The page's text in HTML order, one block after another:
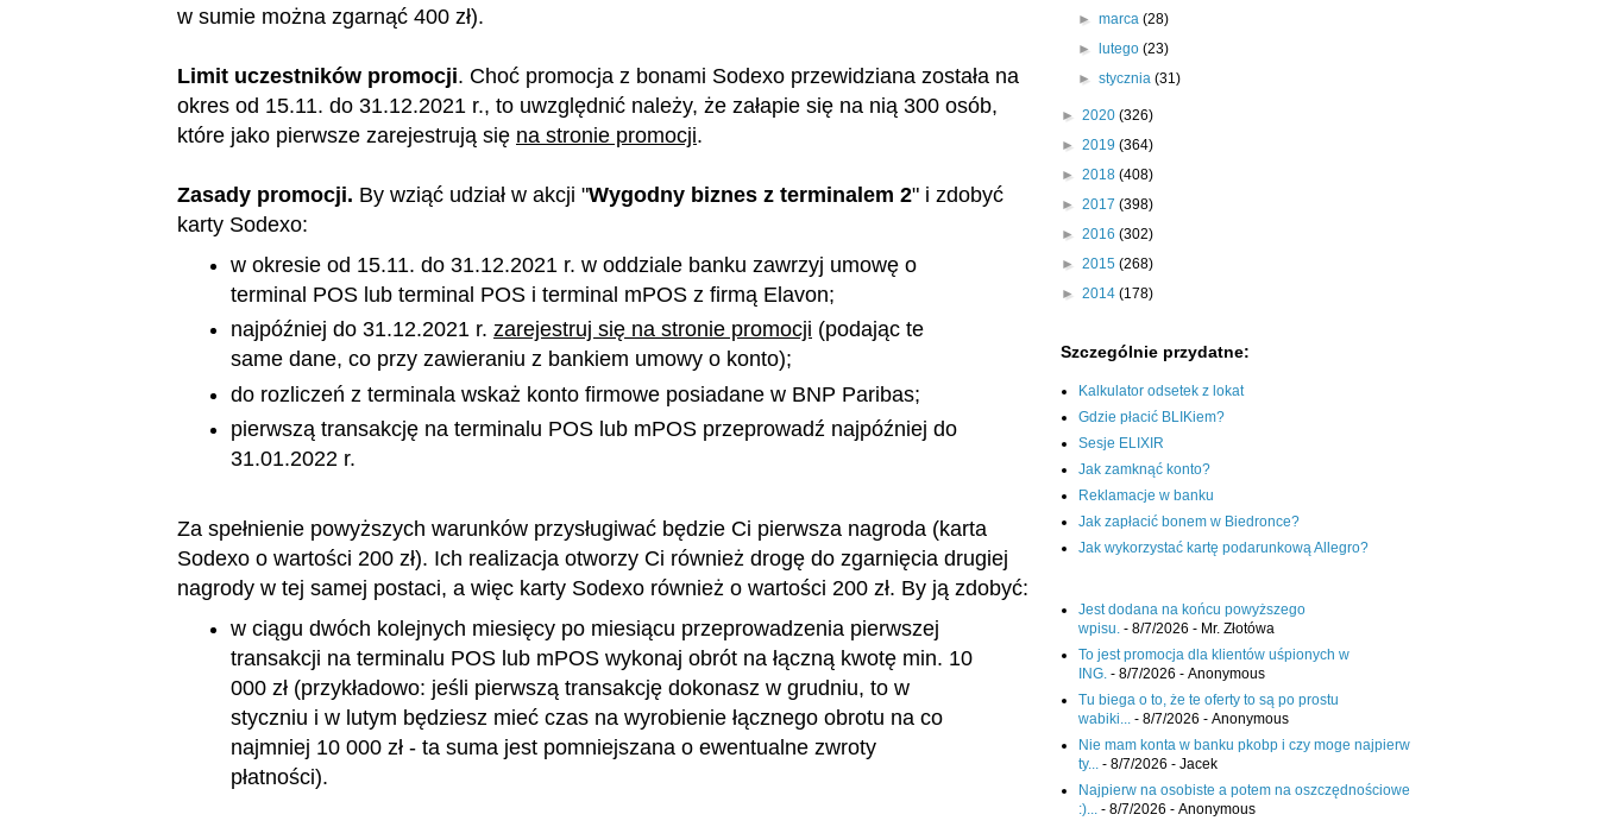
w sumie można zgarnąć 400 zł).
Limit uczestników promocji. Choć promocja z bonami Sodexo przewidziana została na
okres od 15.11. do 31.12.2021 r., to uwzględnić należy, że załapie się na nią 300 osób,
które jako pierwsze zarejestrują się na stronie promocji.
Zasady promocji. By wziąć udział w akcji "Wygodny biznes z terminalem 2" i zdobyć
karty Sodexo:
w okresie od 15.11. do 31.12.2021 r. w oddziale banku zawrzyj umowę o
terminal POS lub terminal POS i terminal mPOS z firmą Elavon;
najpóźniej do 31.12.2021 r. zarejestruj się na stronie promocji (podając te
same dane, co przy zawieraniu z bankiem umowy o konto);
do rozliczeń z terminala wskaż konto firmowe posiadane w BNP Paribas;
pierwszą transakcję na terminalu POS lub mPOS przeprowadź najpóźniej do
31.01.2022 r.
Za spełnienie powyższych warunków przysługiwać będzie Ci pierwsza nagroda (karta
Sodexo o wartości 200 zł). Ich realizacja otworzy Ci również drogę do zgarnięcia drugiej
nagrody w tej samej postaci, a więc karty Sodexo również o wartości 200 zł. By ją zdobyć:
w ciągu dwóch kolejnych miesięcy po miesiącu przeprowadzenia pierwszej
transakcji na terminalu POS lub mPOS wykonaj obrót na łączną kwotę min. 10
000 zł (przykładowo: jeśli pierwszą transakcję dokonasz w grudniu, to w
styczniu i w lutym będziesz mieć czas na wyrobienie łącznego obrotu na co
najmniej 10 000 zł - ta suma jest pomniejszana o ewentualne zwroty
płatności).
►marca(28)
►
lutego(23)
►stycznia(31)
► 2020 (326)
► 2019 (364)
► 2018 (408)
► 2017 (398)
► 2016 (302)
► 2015 (268)
► 2014 (178)
Szczególnie przydatne:
Kalkulator odsetek z lokat
Gdzie płacić BLIKiem?
Sesje ELIXIR
Jak zamknąć konto?
Reklamacje w banku
Jak zapłacić bonem w Biedronce?
Jak wykorzystać kartę podarunkową Allegro?
Jest dodana na końcu powyższego
wpisu. - 8/7/2026 - Mr. Złotówa
To jest promocja dla klientów uśpionych w
ING. - 8/7/2026 - Anonymous
Tu biega o to, że te oferty to są po prostu
wabiki... - 8/7/2026 - Anonymous
Nie mam konta w banku pkobp i czy moge najpierw
ty... - 8/7/2026 - Jacek
Najpierw na osobiste a potem na oszczędnościowe
:)... - 8/7/2026 - Anonymous